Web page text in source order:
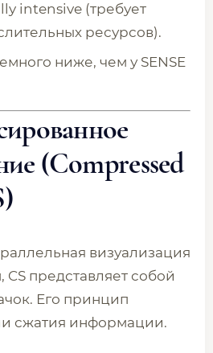
intensive (требует
ресурсов).
ниже, чем у SENSE
(Compressed
визуализация
CS представляет собой
Его принцип
сжатия информации.